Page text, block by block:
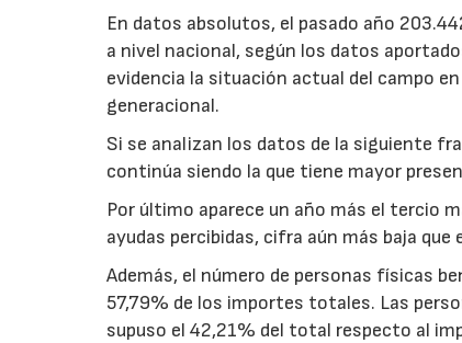
En datos absolutos, el pasado año
a nivel nacional, según los datos
evidencia la situación actual del campo
generacional.
Si se analizan los datos de la siguiente
continúa siendo la que tiene mayor
Por último aparece un año más el tercio
ayudas percibidas, cifra aún más baja
Además, el número de personas físicas
57,79% de los importes totales. Las
supuso el 42,21% del total respecto al